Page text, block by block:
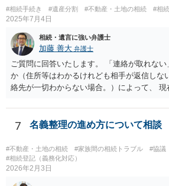
れます。 また、住所は分かるが、意図的に連
議に応じない場合は、家庭裁判所に「遺産分
方法で進めるべきか、という点に関して公開
にも限界があるかと思いますので、具体的な
護士の相談されることをお勧めします。
#相続手続き #遺産分割 #不動産・土地の相続 #相
2025年7月4日
相続・遺言に強い弁護士
加藤 善大 弁護士
ご質問に回答いたします。 「連絡が取れな
か（住所等はわかるけれども相手が返信しな
絡先が一切わからない場合。）によって、
す。 その場合、例えば、弁護士によっては
お支払いになる必要がある着手金の支払時
受け取った後にする契約で依頼を受ける場合
ば、ご依頼になるかは別にして、お近くの弁
費用の支払を含めた今後の対応についてアド
すすめいたします。 ご参考にしていただけ
7 名義整理の進め方について相談
#不動産・土地の相続 #家族間の相続トラブル #協議
#相続登記（義務化対応）
2026年2月3日